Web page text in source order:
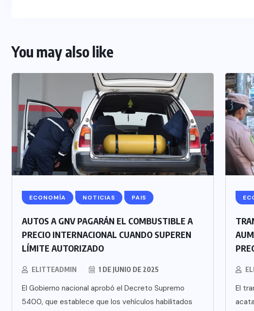
You may also like
ECONOMÍA NOTICIAS PAIS
AUTOS A GNV PAGARÁN EL COMBUSTIBLE A
PRECIO INTERNACIONAL CUANDO SUPEREN
LÍMITE AUTORIZADO
ELITTEADMIN 1 DE JUNIO DE 2025
El Gobierno nacional aprobó el Decreto Supremo
5400, que establece que los vehículos habilitados
El